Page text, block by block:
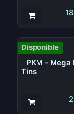
Disponible
PKM - Mega
Tins